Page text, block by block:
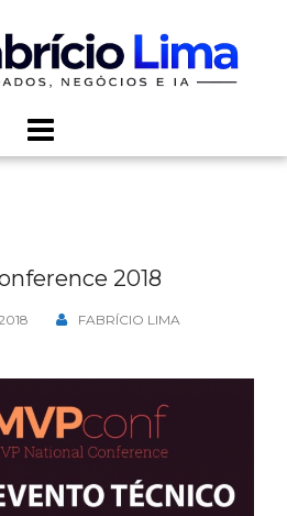
2018
FABRÍCIO LIMA